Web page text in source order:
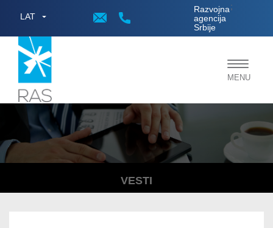
LAT
Razvojna
agencija
Srbije
;
Toggle
MENU
VESTI